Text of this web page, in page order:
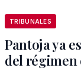
TRIBUNALES
Pantoja ya
del régimen